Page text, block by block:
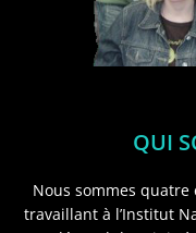
QUI
Nous sommes
travaillant à l’Institut